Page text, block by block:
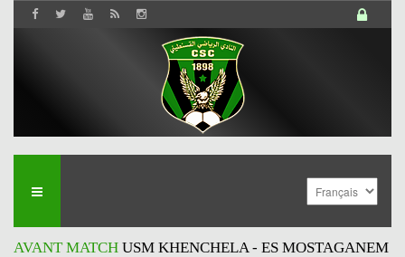
AVANT MATCH USM KHENCHELA - ES MOSTAGANEM